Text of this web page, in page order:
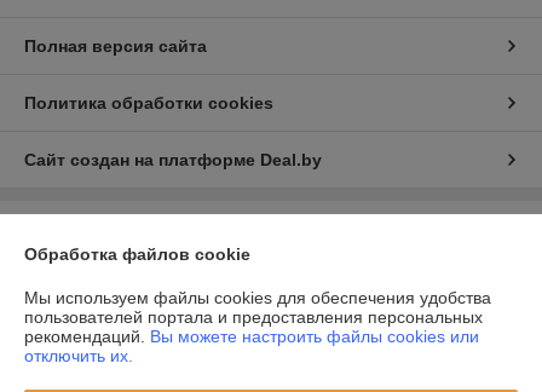
Полная версия сайта
Политика обработки cookies
Сайт создан на платформе Deal.by
220035, г.Минск, ул. Игнатенко, дом 4, корпус 2, помещение 8
Регистрационный номер ЕГР: 192437121
Обработка файлов cookie
Мы используем файлы cookies для обеспечения удобства
пользователей портала и предоставления персональных
рекомендаций. Вы можете настроить файлы cookies или
отключить их.